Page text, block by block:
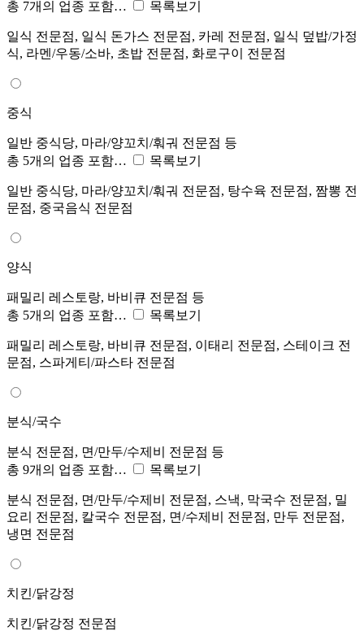
총 7개의 업종 포함… 목록보기
일식 전문점, 일식 돈가스 전문점, 카레 전문점, 일식 덮밥/가정
식, 라멘/우동/소바, 초밥 전문점, 화로구이 전문점
중식
일반 중식당, 마라/양꼬치/훠궈 전문점 등
총 5개의 업종 포함…
목록보기
일반 중식당, 마라/양꼬치/훠궈 전문점, 탕수육 전문점, 짬뽕 전
문점, 중국음식 전문점
양식
패밀리 레스토랑, 바비큐 전문점 등
총 5개의 업종 포함…
목록보기
패밀리 레스토랑, 바비큐 전문점, 이태리 전문점, 스테이크 전
문점, 스파게티/파스타 전문점
분식/국수
분식 전문점, 면/만두/수제비 전문점 등
총 9개의 업종 포함…
목록보기
분식 전문점, 면/만두/수제비 전문점, 스낵, 막국수 전문점, 밀
요리 전문점, 칼국수 전문점, 면/수제비 전문점, 만두 전문점,
냉면 전문점
치킨/닭강정
치킨/닭강정 전문점